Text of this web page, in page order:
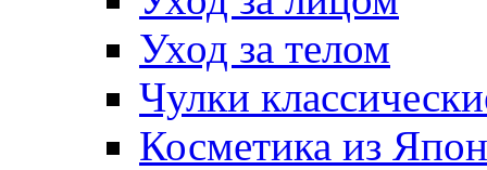
Уход за телом
Чулки
Косметика из